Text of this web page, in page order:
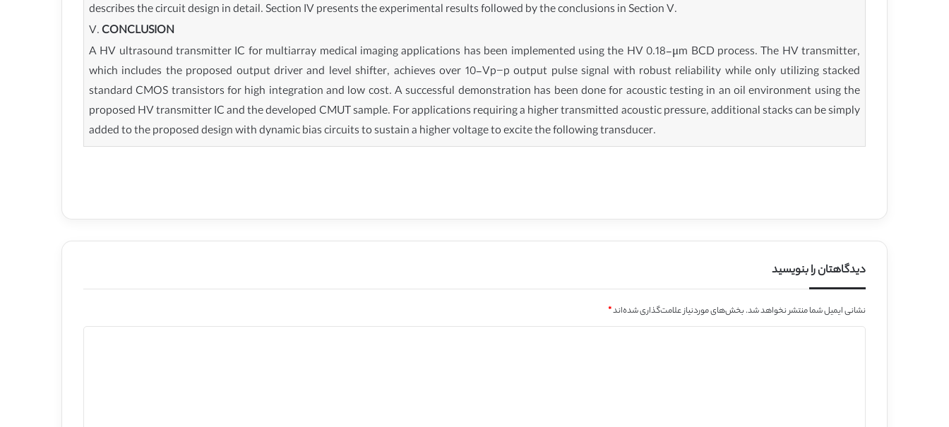
describes the circuit design in detail. Section IV presents the experimental results followed by the conclusions in Section V.
V.CONCLUSION
A HV ultrasound transmitter IC for multiarray medical imaging applications has been implemented using the HV 0.18-μm BCD process. The HV transmitter,
which includes the proposed output driver and level shifter, achieves over 10-Vp−p output pulse signal with robust reliability while only utilizing stacked
standard CMOS transistors for high integration and low cost. A successful demonstration has been done for acoustic testing in an oil environment using the
proposed HV transmitter IC and the developed CMUT sample. For applications requiring a higher transmitted acoustic pressure, additional stacks can be simply
added to the proposed design with dynamic bias circuits to sustain a higher voltage to excite the following transducer.
دیدگاهتان را بنویسید
نشانی ایمیل شما منتشر نخواهد شد.بخش‌های موردنیاز علامت‌گذاری شده‌اند*